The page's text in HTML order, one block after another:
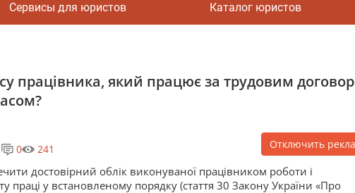
Сервисы для юристов Каталог юристов
працівника, який працює за трудовим
0 241 Отключить
достовірний облік виконуваної працівником роботи і
праці у встановленому порядку (стаття 30 Закону України «Про